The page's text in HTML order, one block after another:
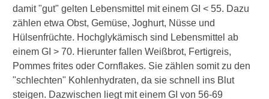
damit "gut" gelten Lebensmittel mit einem GI < 55. Dazu
zählen etwa Obst, Gemüse, Joghurt, Nüsse und
Hülsenfrüchte. Hochglykämisch sind Lebensmittel ab
einem GI > 70. Hierunter fallen Weißbrot, Fertigreis,
Pommes frites oder Cornflakes. Sie zählen somit zu den
"schlechten" Kohlenhydraten, da sie schnell ins Blut
steigen. Dazwischen liegt mit einem GI von 56-69
Diabetes und
Haushaltszucker
Diabetes und Süßigkeiten
Nudeln gute
Kohlenhydrate